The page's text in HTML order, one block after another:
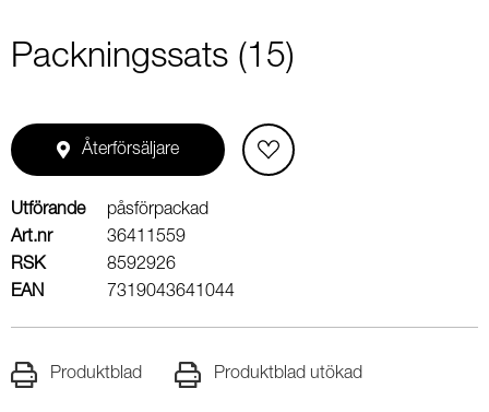
Packningssats (15)
Återförsäljare
Utförande
påsförpackad
Art.nr
36411559
RSK
8592926
EAN
7319043641044
Produktblad Produktblad utökad